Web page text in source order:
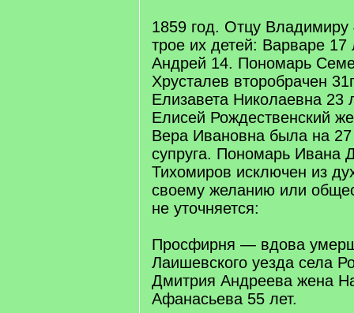
1859 год. Отцу
трое их детей: Варваре 17
Андрей 14. Пономарь
Хрусталев второбрачен
Елизавета Николаевна 23
Елисей Рождественский
Вера Ивановна была на
супруга. Пономарь Ивана
Тихомиров исключен из
своему желанию или
не уточняется:
Просфирня — вдова
Лаишевского уезда села
Дмитрия Андреева жена
Афанасьева 55 лет.